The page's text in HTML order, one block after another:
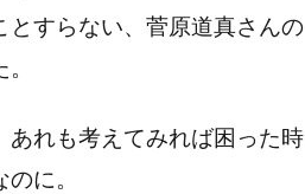
すらない、菅原道真さんの
れも考えてみれば困った時
に。